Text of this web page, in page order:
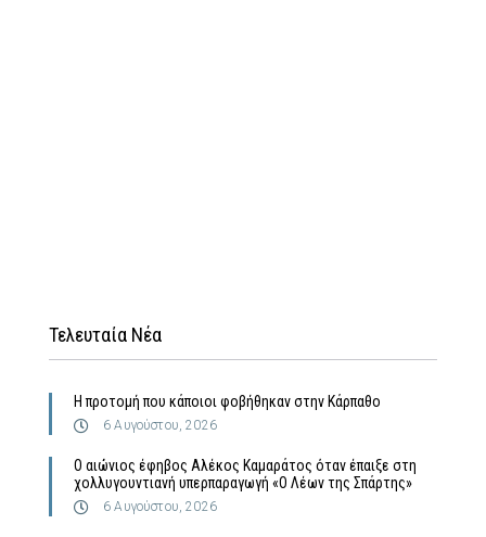
Τελευταία Νέα
Η προτομή που κάποιοι φοβήθηκαν στην Κάρπαθο
6 Αυγούστου, 2026
Ο αιώνιος έφηβος Αλέκος Καμαράτος όταν έπαιξε στη
χολλυγουντιανή υπερπαραγωγή «Ο Λέων της Σπάρτης»
6 Αυγούστου, 2026